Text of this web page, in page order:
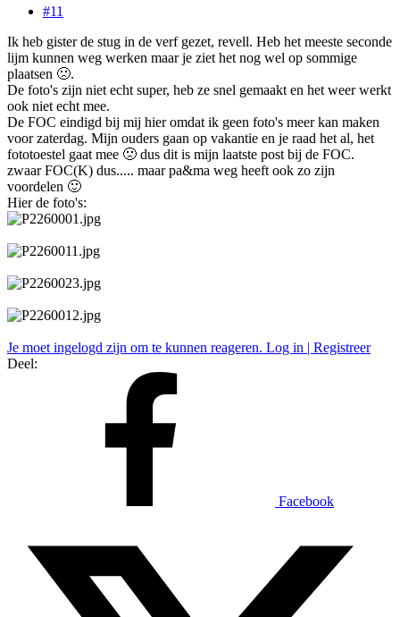
#11
Ik heb gister de stug in de verf gezet, revell. Heb het meeste seconde
lijm kunnen weg werken maar je ziet het nog wel op sommige
plaatsen 🙁.
De foto's zijn niet echt super, heb ze snel gemaakt en het weer werkt
ook niet echt mee.
De FOC eindigd bij mij hier omdat ik geen foto's meer kan maken
voor zaterdag. Mijn ouders gaan op vakantie en je raad het al, het
fototoestel gaat mee 🙁 dus dit is mijn laatste post bij de FOC.
zwaar FOC(K) dus..... maar pa&ma weg heeft ook zo zijn
voordelen 🙂
Hier de foto's:
Je moet ingelogd zijn om te kunnen reageren. Log in | Registreer
Deel:
Facebook